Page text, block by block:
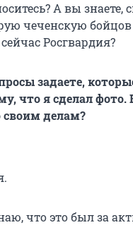
А вы знаете,
чеченскую
Росгвардия?
задаете,
что я сделал фото.
делам?
что это был за